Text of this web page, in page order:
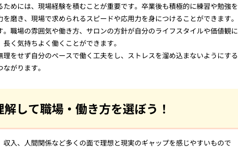
めには、現場経験を積むことが重要です。卒業後も積極的に練習や勉強を
磨き、現場で求められるスピードや応用力を身につけることができます。
職場の雰囲気や働き方、サロンの方針が自分のライフスタイルや価値観に
く気持ちよく働くことができます。
をせず自分のペースで働く工夫をし、ストレスを溜め込まないようにする
がります。
して職場・働き方を選ぼう！
入、人間関係など多くの面で理想と現実のギャップを感じやすいもので